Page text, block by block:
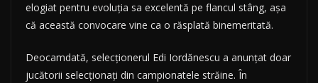
elogiat pentru evoluţia sa excelentă pe flancul stâng, aşa
că această convocare vine ca o răsplată binemeritată.
Deocamdată, selecţionerul Edi Iordănescu a anunţat doar
jucătorii selecţionaţi din campionatele străine. În